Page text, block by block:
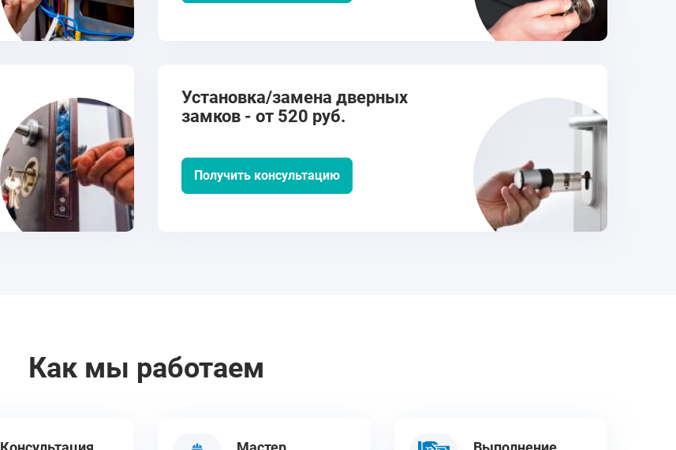
Установка/замена дверных
замков - от 520 руб.
Получить консультацию
Как мы работаем